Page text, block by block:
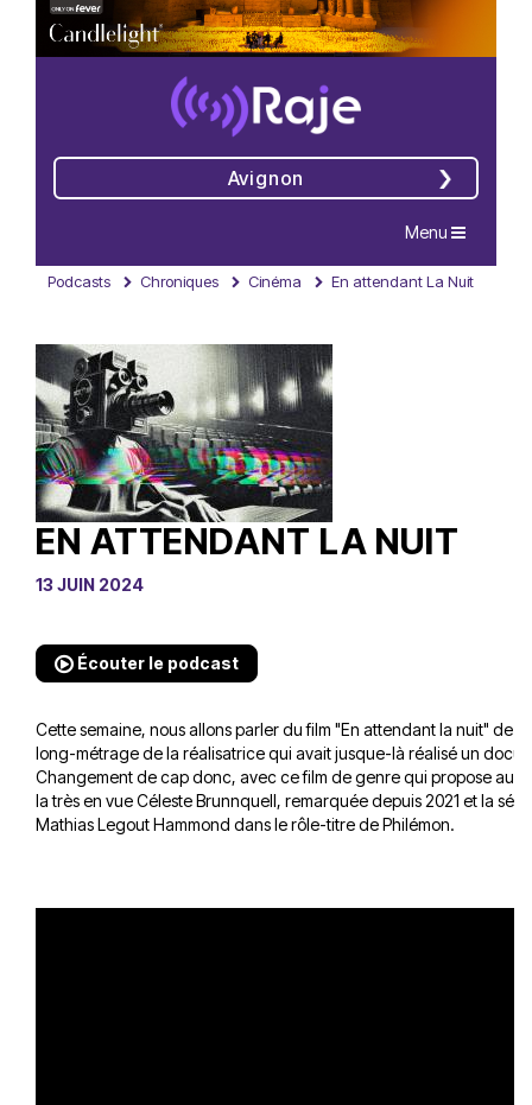
Avignon
Navigation
Menu
Podcasts Chroniques Cinéma En attendant La Nuit
EN ATTENDANT LA NUIT
13 JUIN 2024
Écouter le podcast
Cette semaine, nous allons parler du film "En attendant la nuit" de
long-métrage de la réalisatrice qui avait jusque-là réalisé un
Changement de cap donc, avec ce film de genre qui propose au
la très en vue Céleste Brunnquell, remarquée depuis 2021 et la
Mathias Legout Hammond dans le rôle-titre de Philémon.